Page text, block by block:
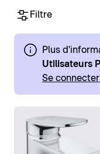
Filtre
Plus
Utilisateurs
Se